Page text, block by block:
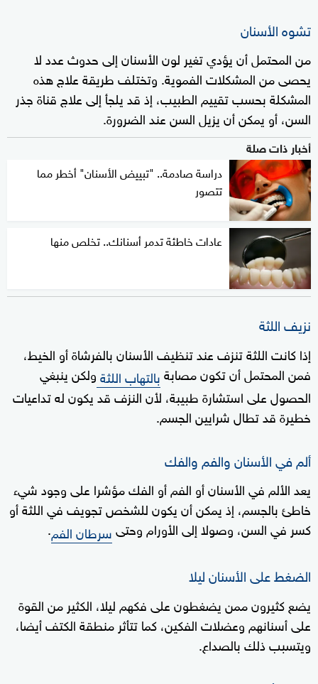
تشوه الأسنان
من المحتمل أن يؤدي تغير لون الأسنان إلى حدوث عدد لا
يحصى من المشكلات الفموية. وتختلف طريقة علاج هذه
المشكلة بحسب تقييم الطبيب، إذ قد يلجأ إلى علاج قناة جذر
السن، أو يمكن أن يزيل السن عند الضرورة.
أخبار ذات صلة
دراسة صادمة.. "تبييض الأسنان" أخطر مما
تتصور
عادات خاطئة تدمر أسنانك.. تخلص منها
نزيف اللثة
إذا كانت اللثة تنزف عند تنظيف الأسنان بالفرشاة أو الخيط،
فمن المحتمل أن تكون مصابةبالتهاب اللثةولكن ينبغي
الحصول على استشارة طبيبة، لأن النزف قد يكون له تداعيات
خطيرة قد تطال شرايين الجسم.
ألم في الأسنان والفم والفك
يعد الألم في الأسنان أو الفم أو الفك مؤشرا على وجود شيء
خاطئ بالجسم، إذ يمكن أن يكون للشخص تجويف في اللثة أو
كسر في السن، وصولا إلى الأورام وحتىسرطان الفم.
الضغط على الأسنان ليلا
يضع كثيرون ممن يضغطون على فكهم ليلا، الكثير من القوة
على أسنانهم وعضلات الفكين، كما تتأثر منطقة الكتف أيضا،
ويتسبب ذلك بالصداع.